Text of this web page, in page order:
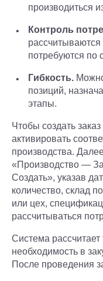
производиться
Контроль
потребуются по
Гибкость.
позиций,
этапы.
Чтобы создать
активировать
производства.
«Производство —
Создать», указав
количество, склад
или цех,
рассчитываться
Система
необходимость в
После проведения